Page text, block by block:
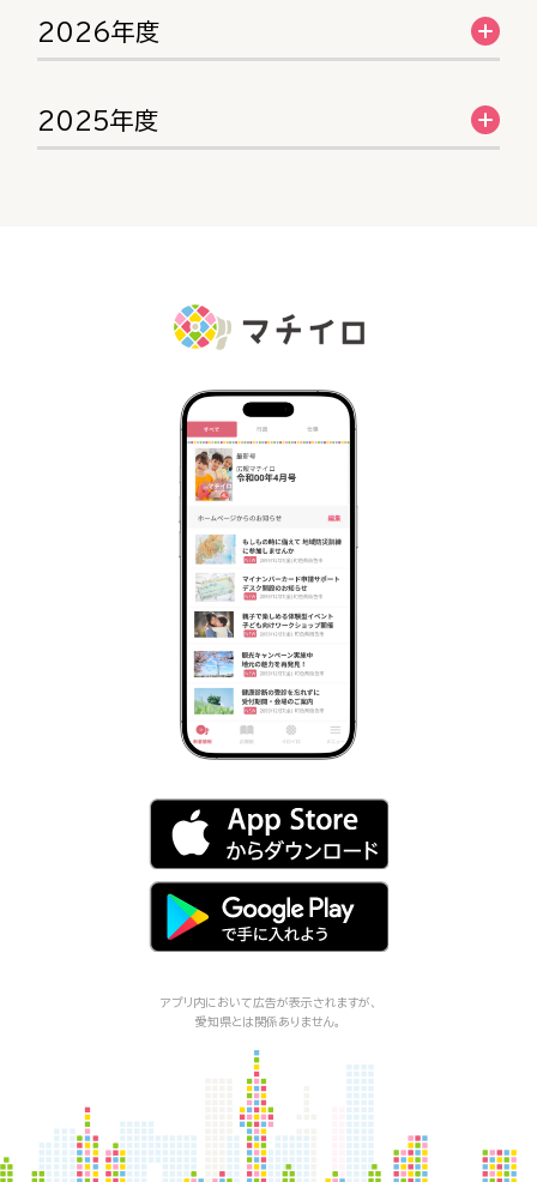
2026年度
2025年度
アプリ内において広告が表示されますが、
愛知県とは関係ありません。